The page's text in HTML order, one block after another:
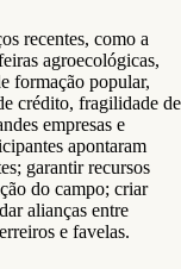
recentes, como a
agroecológicas,
formação popular,
crédito, fragilidade de
empresas e
apontaram
garantir recursos
do campo; criar
alianças entre
e favelas.